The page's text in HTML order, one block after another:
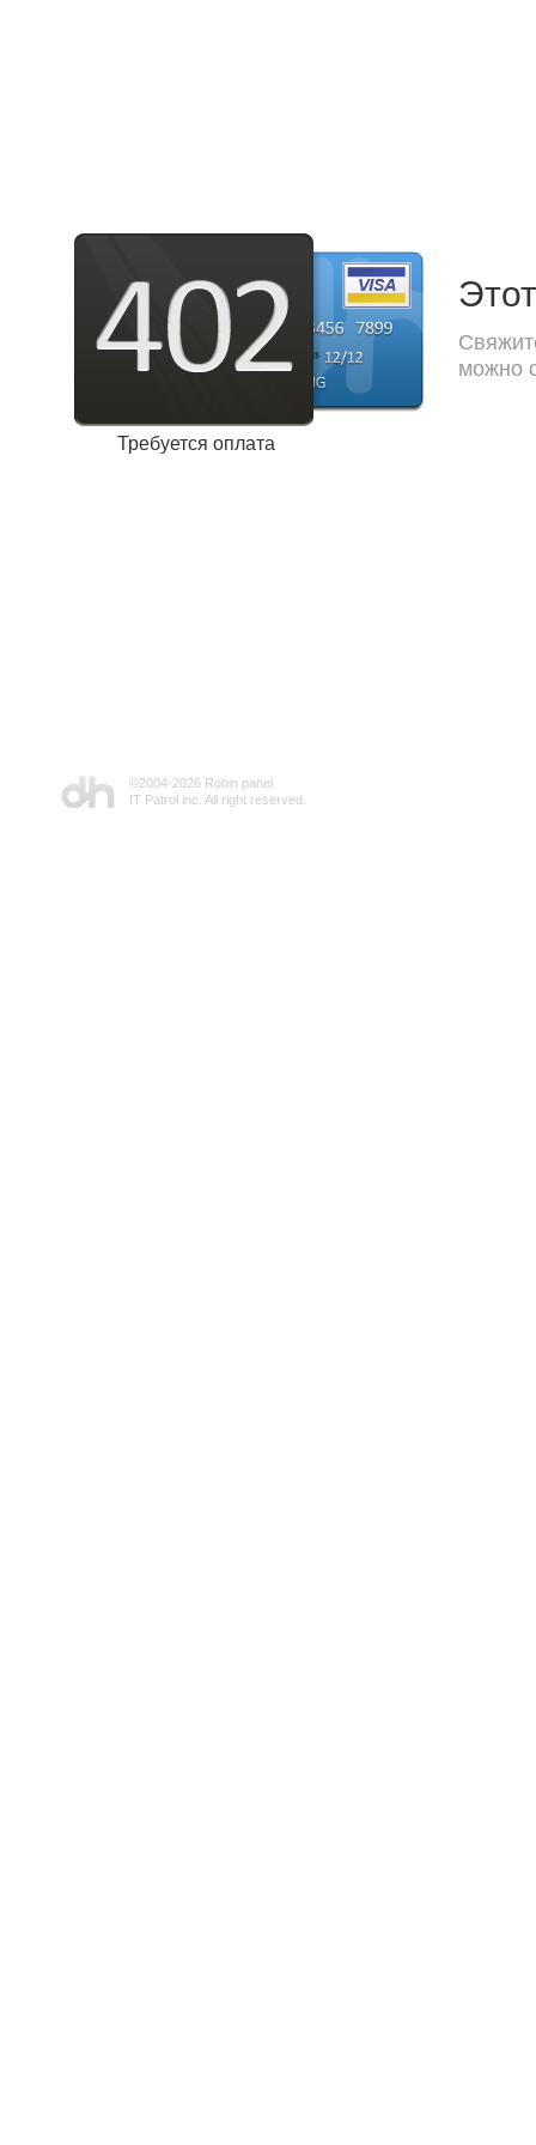
Требуется оплата
можно
©2004-2026 Robin panel
IT Patrol inc. All right reserved.